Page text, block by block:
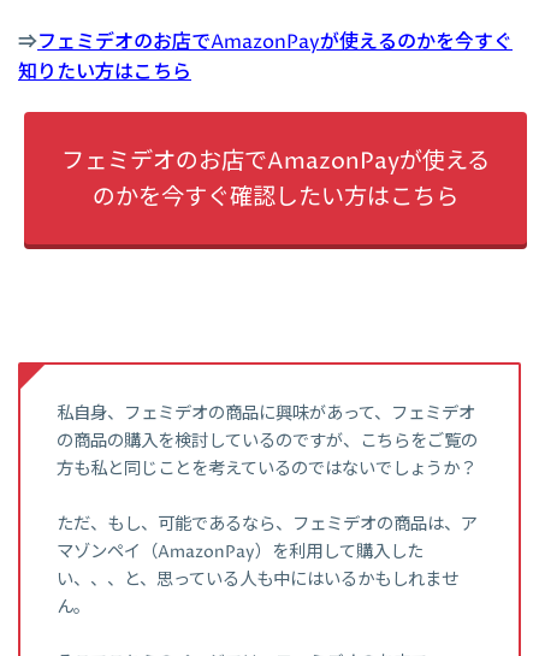
⇒フェミデオのお店でAmazonPayが使えるのかを今すぐ
知りたい方はこちら
フェミデオのお店でAmazonPayが使える
のかを今すぐ確認したい方はこちら
私自身、フェミデオの商品に興味があって、フェミデオ
の商品の購入を検討しているのですが、こちらをご覧の
方も私と同じことを考えているのではないでしょうか？
ただ、もし、可能であるなら、フェミデオの商品は、ア
マゾンペイ（AmazonPay）を利用して購入した
い、、、と、思っている人も中にはいるかもしれませ
ん。